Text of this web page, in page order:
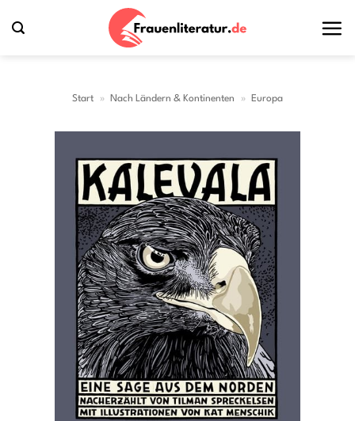
Inhalt
Start » Nach Ländern & Kontinenten » Europa